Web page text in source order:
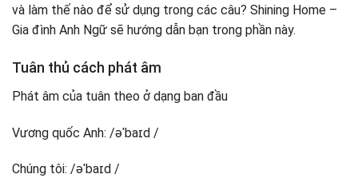
và làm thế nào để sử dụng trong các câu? Shining Home –
Gia đình Anh Ngữ sẽ hướng dẫn bạn trong phần này.
Tuân thủ cách phát âm
Phát âm của tuân theo ở dạng ban đầu
Vương quốc Anh: /əˈbaɪd /
Chúng tôi: /əˈbaɪd /